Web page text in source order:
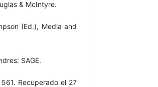
& McIntyre.
(Ed.), Media and
SAGE.
Recuperado el 27